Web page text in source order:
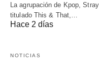
La agrupación de Kpop,
titulado This & That,…
Hace 2 días
NOTICIAS